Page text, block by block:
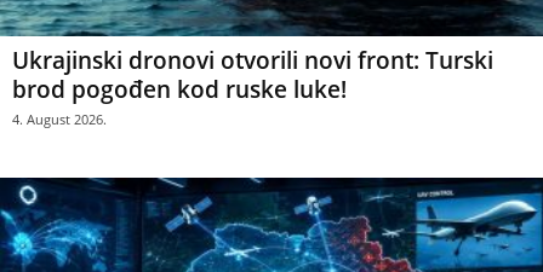
Ukrajinski dronovi otvorili novi front: Turski
brod pogođen kod ruske luke!
4. August 2026.